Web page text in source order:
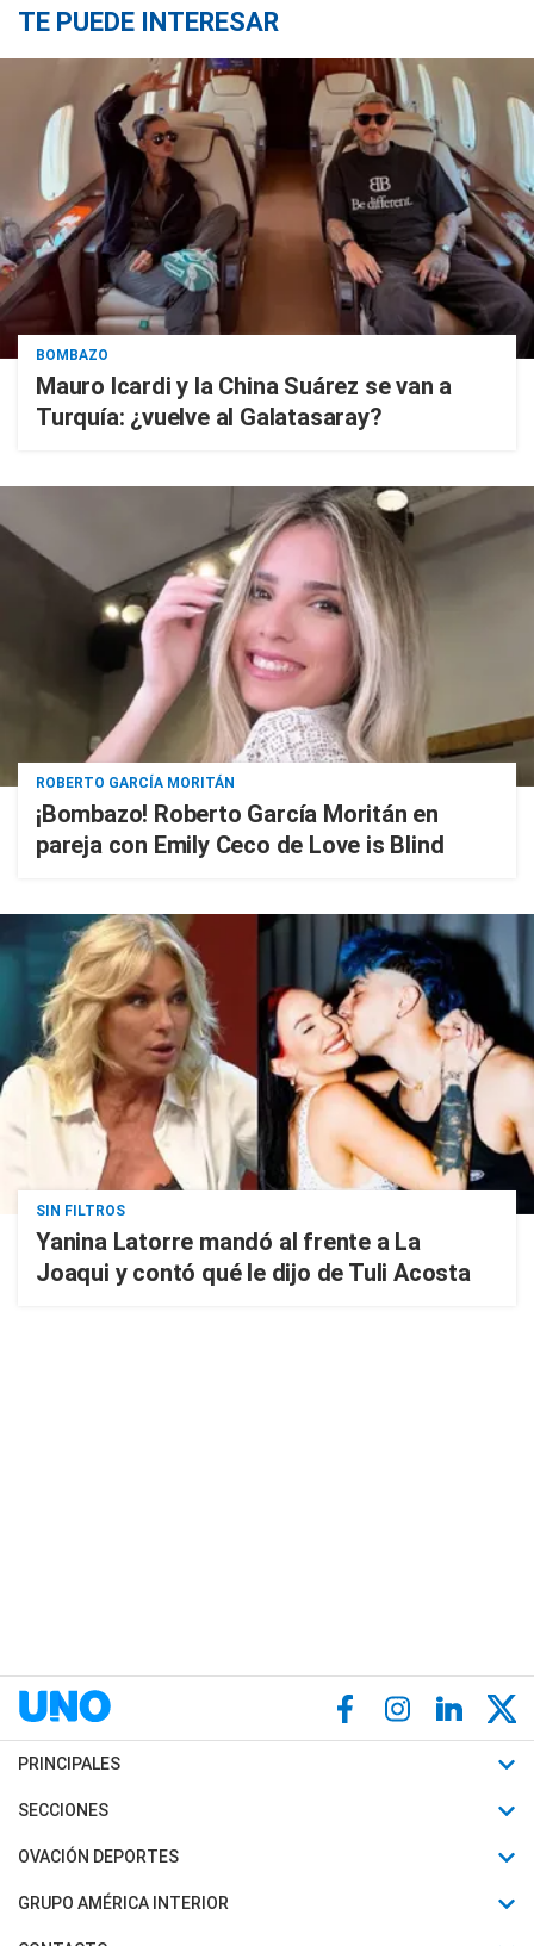
TE PUEDE INTERESAR
BOMBAZO
Mauro Icardi y la China Suárez se van a
Turquía: ¿vuelve al Galatasaray?
ROBERTO GARCÍA MORITÁN
¡Bombazo! Roberto García Moritán en
pareja con Emily Ceco de Love is Blind
SIN FILTROS
Yanina Latorre mandó al frente a La
Joaqui y contó qué le dijo de Tuli Acosta
PRINCIPALES
Últimas Noticias
Política
SECCIONES
Horóscopo
Motores
OVACIÓN DEPORTES
Fútbol
Mundial
GRUPO AMÉRICA INTERIOR